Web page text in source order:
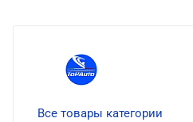
Все товары категории